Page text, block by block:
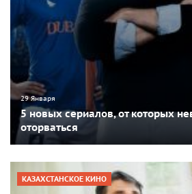
29 Января
5 новых сериалов, от которых
оторваться
КАЗАХСТАНСКОЕ КИНО